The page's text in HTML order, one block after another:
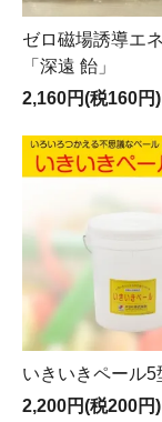
ゼロ磁場誘導エ
「深遠 飴」
2,160円(税160円)
いきいきペール5
2,200円(税200円)